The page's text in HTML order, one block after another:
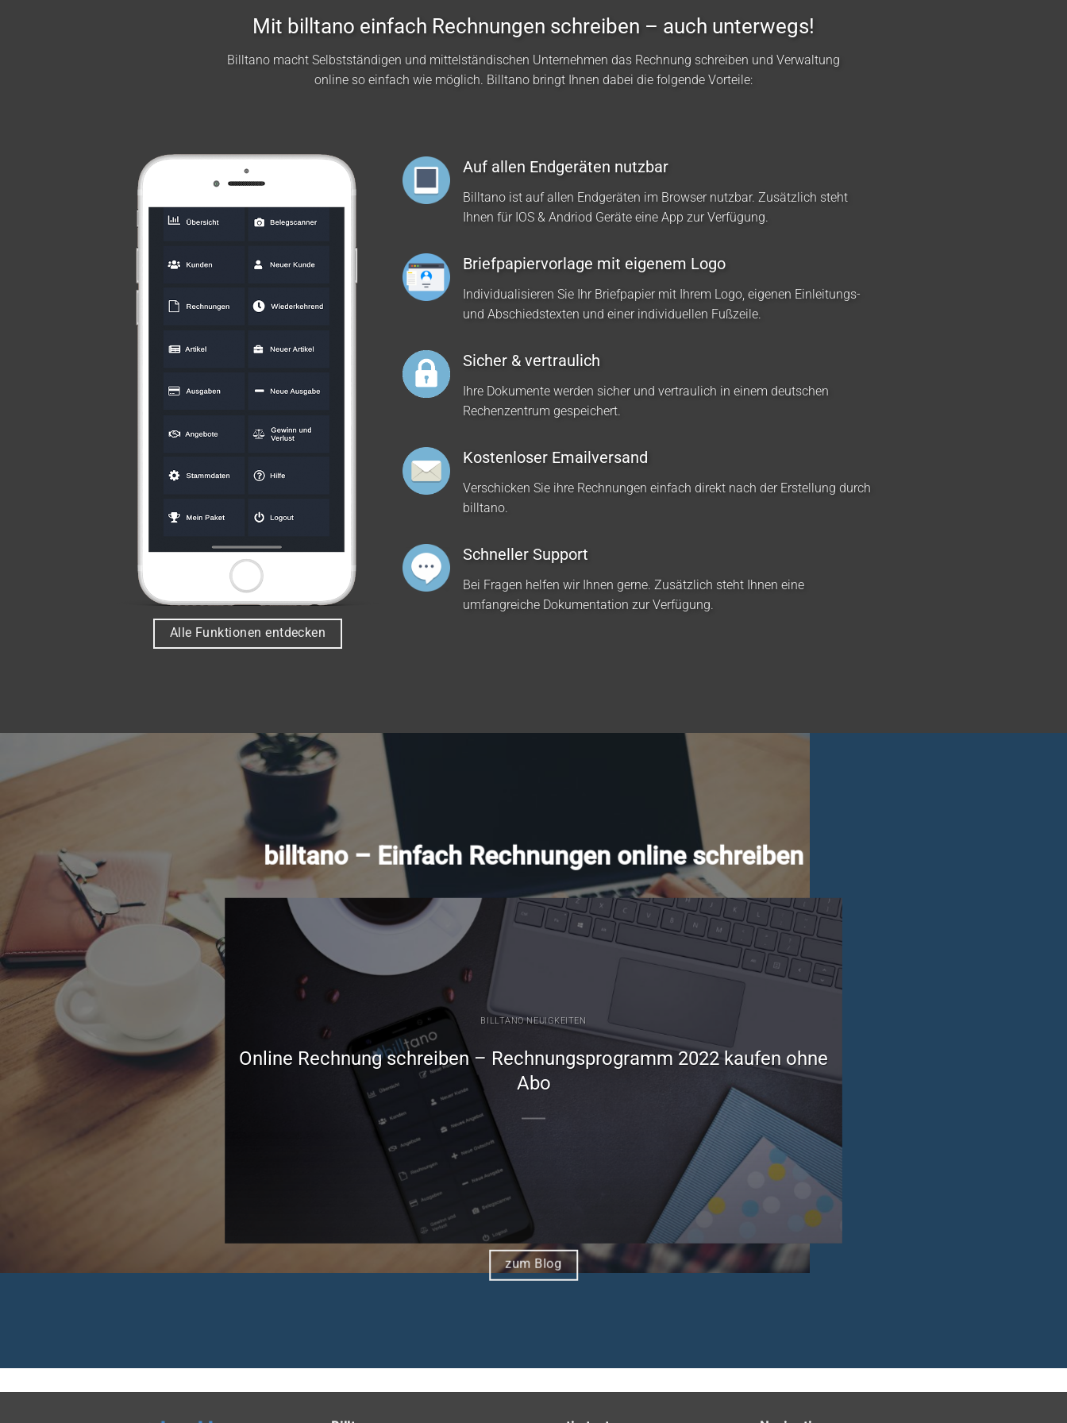
Mit billtano einfach Rechnungen schreiben – auch unterwegs!
Billtano macht Selbstständigen und mittelständischen Unternehmen das Rechnung schreiben und Verwaltung
online so einfach wie möglich. Billtano bringt Ihnen dabei die folgende Vorteile:
Alle Funktionen entdecken
Auf allen Endgeräten nutzbar
Billtano ist auf allen Endgeräten im Browser nutzbar. Zusätzlich steht
Ihnen für IOS & Andriod Geräte eine App zur Verfügung.
Briefpapiervorlage mit eigenem Logo
Individualisieren Sie Ihr Briefpapier mit Ihrem Logo, eigenen Einleitungs-
und Abschiedstexten und einer individuellen Fußzeile.
Sicher & vertraulich
Ihre Dokumente werden sicher und vertraulich in einem deutschen
Rechenzentrum gespeichert.
Kostenloser Emailversand
Verschicken Sie ihre Rechnungen einfach direkt nach der Erstellung durch
billtano.
Schneller Support
Bei Fragen helfen wir Ihnen gerne. Zusätzlich steht Ihnen eine
umfangreiche Dokumentation zur Verfügung.
billtano – Einfach Rechnungen online schreiben
BILLTANO NEUIGKEITEN
Online Rechnung schreiben – Rechnungsprogramm 2022 kaufen ohne
Abo
zum Blog